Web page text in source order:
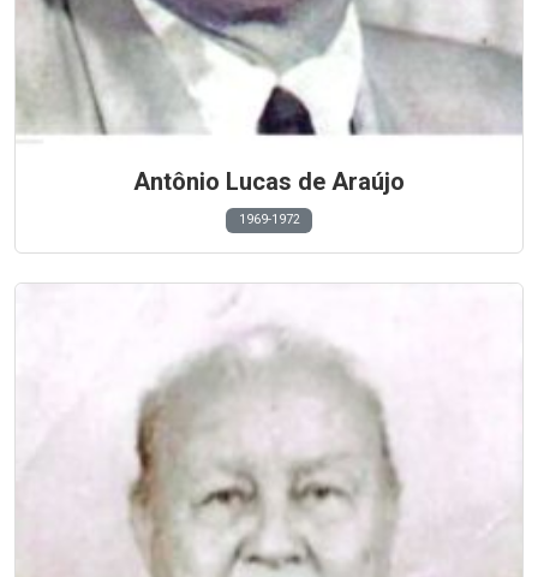
Antônio Lucas de Araújo
1969-1972